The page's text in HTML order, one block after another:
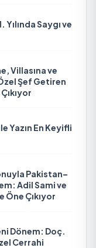
Saygı ve
Villasına ve
Şef Getiren
Yazın En Keyifli
Pakistan–
Adil Sami ve
Öne Çıkıyor
Dönem: Doç.
Cerrahi